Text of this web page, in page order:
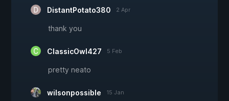
DistantPotato380 2 Apr
thank you
ClassicOwl427 5 Feb
pretty neato
wilsonpossible 15 Jan